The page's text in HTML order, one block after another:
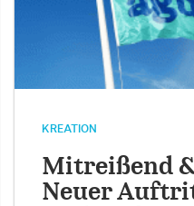
KREATION
Mitreißend
Neuer